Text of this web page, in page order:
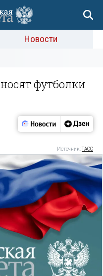
Новости
футболки
Источник:ТАСС